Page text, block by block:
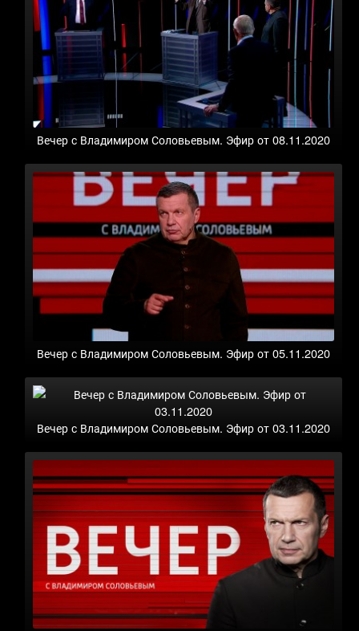
Вечер с Владимиром Соловьевым. Эфир от 08.11.2020
Вечер с Владимиром Соловьевым. Эфир от 05.11.2020
Вечер с Владимиром Соловьевым. Эфир от 03.11.2020